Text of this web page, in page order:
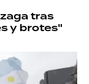
tras
y brotes"